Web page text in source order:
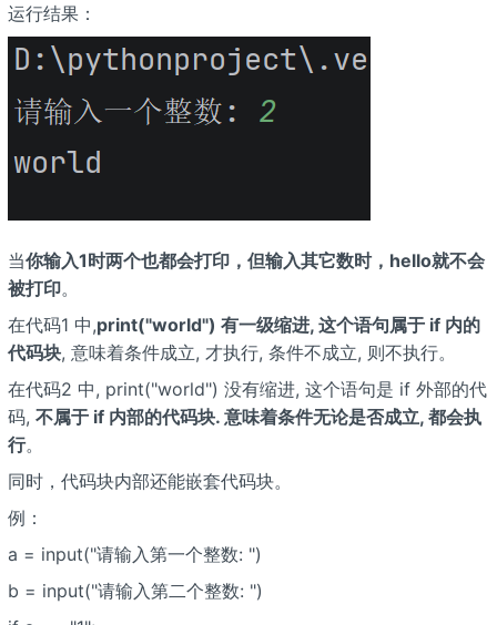
运行结果：
当你输入1时两个也都会打印，但输入其它数时，hello就不会
被打印。
在代码1 中,print("world") 有一级缩进, 这个语句属于 if 内的
代码块, 意味着条件成立, 才执行, 条件不成立, 则不执行。
在代码2 中, print("world") 没有缩进, 这个语句是 if 外部的代
码, 不属于 if 内部的代码块. 意味着条件无论是否成立, 都会执
行。
同时，代码块内部还能嵌套代码块。
例：
a = input("请输入第一个整数: ")
b = input("请输入第二个整数: ")